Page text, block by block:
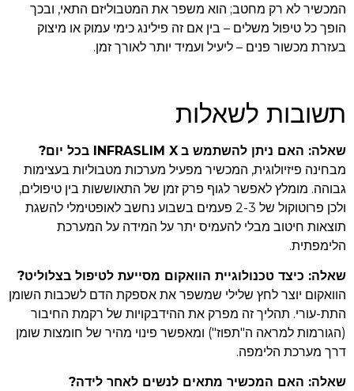
המכשיר לא רק מחטב; הוא משפר את המטבוליזם התאי, ובכך
הופך כל טיפול משלים – בין אם זה פילינג כימי עמוק או מיצוק
בעזרת מכשור פנים – ליעיל ועמיד יותר לאורך זמן.
תשובות לשאלות
שאלה: האם ניתן להשתמש ב INFRASLIM X בכל יום?
מבחינה פיזיולוגית, המכשיר מפעיל מערכות מטבוליות בעצימות
גבוהה. מומלץ לאפשר לגוף פרק זמן של התאוששות בין טיפולים,
ולכן פרוטוקול של 2-3 פעמים בשבוע נחשב לאופטימלי להשגת
תוצאות חיטוב מבלי להעמיס יתר על המידה על המערכת
הלימפתית.
שאלה: כיצד טכנולוגיית הוואקום מסייעת לטיפול בצלוליט?
הוואקום יוצר לחץ שלילי שמשפר את אספקת הדם לשכבות השומן
התת-עורי. תהליך זה מפרק את ההידבקויות של רקמת החיבור
(הגורמות למראה ה"תפוז") ומאפשר פינוי מהיר של חומצות שומן
דרך מערכת הלימפה.
שאלה: האם המכשיר מתאים לנשים לאחר לידה?